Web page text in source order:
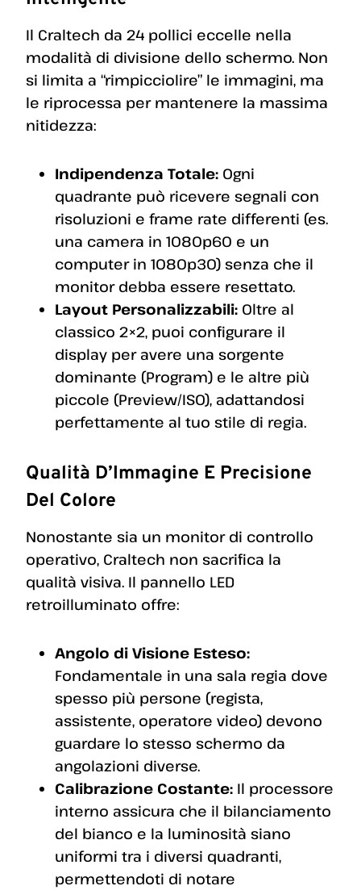
Il Craltech da 24 pollici eccelle nella
modalità di divisione dello schermo. Non
si limita a “rimpicciolire” le immagini, ma
le riprocessa per mantenere la massima
nitidezza:
Indipendenza Totale: Ogni
quadrante può ricevere segnali con
risoluzioni e frame rate differenti (es.
una camera in 1080p60 e un
computer in 1080p30) senza che il
monitor debba essere resettato.
Layout Personalizzabili: Oltre al
classico 2×2, puoi configurare il
display per avere una sorgente
dominante (Program) e le altre più
piccole (Preview/ISO), adattandosi
perfettamente al tuo stile di regia.
Qualità D’Immagine E Precisione
Del Colore
Nonostante sia un monitor di controllo
operativo, Craltech non sacrifica la
qualità visiva. Il pannello LED
retroilluminato offre:
Angolo di Visione Esteso:
Fondamentale in una sala regia dove
spesso più persone (regista,
assistente, operatore video) devono
guardare lo stesso schermo da
angolazioni diverse.
Calibrazione Costante: Il processore
interno assicura che il bilanciamento
del bianco e la luminosità siano
uniformi tra i diversi quadranti,
permettendoti di notare